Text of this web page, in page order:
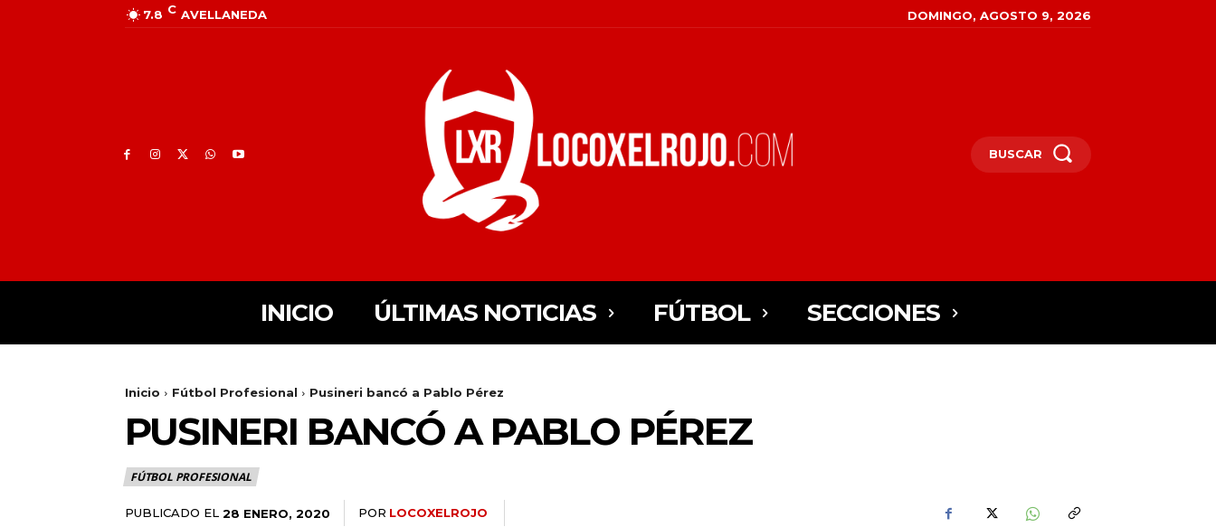
7.8 C AVELLANEDA DOMINGO, AGOSTO 9, 2026
BUSCAR
INICIO ÚLTIMAS NOTICIAS FÚTBOL SECCIONES
Inicio Fútbol Profesional Pusineri bancó a Pablo Pérez
PUSINERI BANCÓ A PABLO PÉREZ
FÚTBOL PROFESIONAL
PUBLICADO EL 28 ENERO, 2020 POR LOCOXELROJO